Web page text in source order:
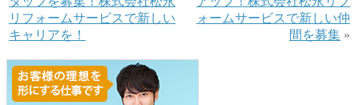
リフォームサービスで新しい
キャリアを！
ォームサービスで新しい仲
間を募集 »